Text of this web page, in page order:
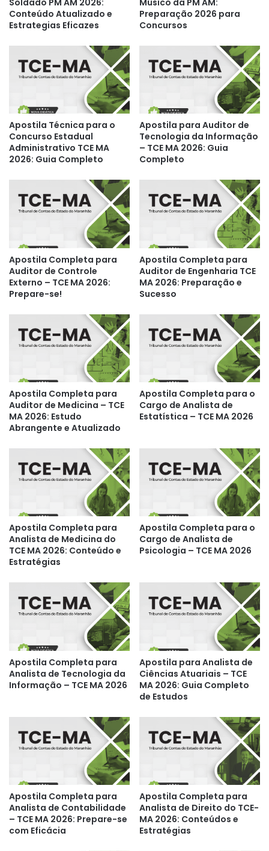
Conteúdo Atualizado e
Estrategias Eficazes
Preparação 2026 para
Concursos
Apostila Técnica para o
Concurso Estadual
Administrativo TCE MA
2026: Guia Completo
Apostila para Auditor de
Tecnologia da Informação
– TCE MA 2026: Guia
Completo
Apostila Completa para
Auditor de Controle
Externo – TCE MA 2026:
Prepare-se!
Apostila Completa para
Auditor de Engenharia TCE
MA 2026: Preparação e
Sucesso
Apostila Completa para
Auditor de Medicina – TCE
MA 2026: Estudo
Abrangente e Atualizado
Apostila Completa para o
Cargo de Analista de
Estatística – TCE MA 2026
Apostila Completa para
Analista de Medicina do
TCE MA 2026: Conteúdo e
Estratégias
Apostila Completa para o
Cargo de Analista de
Psicologia – TCE MA 2026
Apostila Completa para
Analista de Tecnologia da
Informação – TCE MA 2026
Apostila para Analista de
Ciências Atuariais – TCE
MA 2026: Guia Completo
de Estudos
Apostila Completa para
Analista de Contabilidade
– TCE MA 2026: Prepare-se
com Eficácia
Apostila Completa para
Analista de Direito do TCE-
MA 2026: Conteúdos e
Estratégias